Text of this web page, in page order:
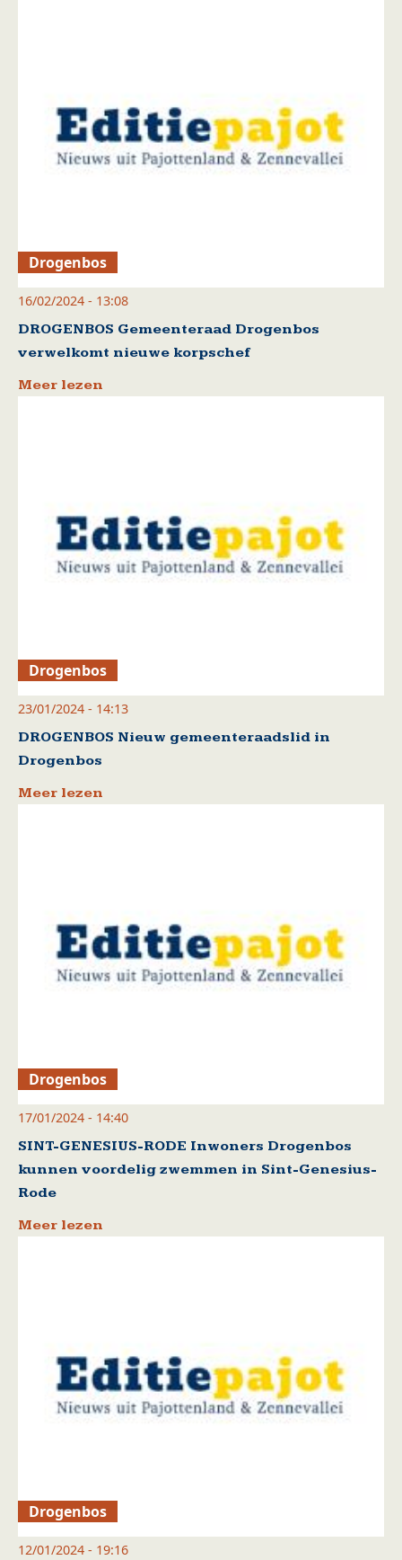
Drogenbos
16/02/2024 - 13:08
DROGENBOS Gemeenteraad Drogenbos
verwelkomt nieuwe korpschef
Meer lezen
Drogenbos
23/01/2024 - 14:13
DROGENBOS Nieuw gemeenteraadslid in
Drogenbos
Meer lezen
Drogenbos
17/01/2024 - 14:40
SINT-GENESIUS-RODE Inwoners Drogenbos
kunnen voordelig zwemmen in Sint-Genesius-
Rode
Meer lezen
Drogenbos
12/01/2024 - 19:16